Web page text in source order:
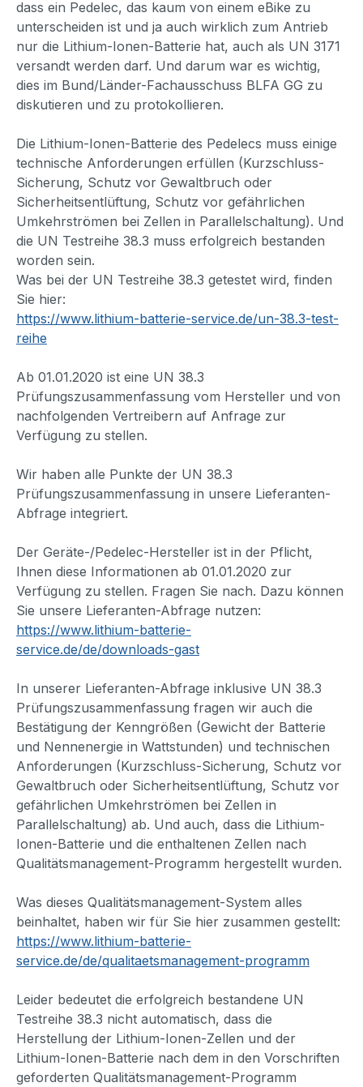
dass ein Pedelec, das kaum von einem eBike zu
unterscheiden ist und ja auch wirklich zum Antrieb
nur die Lithium-Ionen-Batterie hat, auch als UN 3171
versandt werden darf. Und darum war es wichtig,
dies im Bund/Länder-Fachausschuss BLFA GG zu
diskutieren und zu protokollieren.
Die Lithium-Ionen-Batterie des Pedelecs muss einige
technische Anforderungen erfüllen (Kurzschluss-
Sicherung, Schutz vor Gewaltbruch oder
Sicherheitsentlüftung, Schutz vor gefährlichen
Umkehrströmen bei Zellen in Parallelschaltung). Und
die UN Testreihe 38.3 muss erfolgreich bestanden
worden sein.
Was bei der UN Testreihe 38.3 getestet wird, finden
Sie hier:
https://www.lithium-batterie-service.de/un-38.3-test-
reihe
Ab 01.01.2020 ist eine UN 38.3
Prüfungszusammenfassung vom Hersteller und von
nachfolgenden Vertreibern auf Anfrage zur
Verfügung zu stellen.
Wir haben alle Punkte der UN 38.3
Prüfungszusammenfassung in unsere Lieferanten-
Abfrage integriert.
Der Geräte-/Pedelec-Hersteller ist in der Pflicht,
Ihnen diese Informationen ab 01.01.2020 zur
Verfügung zu stellen. Fragen Sie nach. Dazu können
Sie unsere Lieferanten-Abfrage nutzen:
https://www.lithium-batterie-
service.de/de/downloads-gast
In unserer Lieferanten-Abfrage inklusive UN 38.3
Prüfungszusammenfassung fragen wir auch die
Bestätigung der Kenngrößen (Gewicht der Batterie
und Nennenergie in Wattstunden) und technischen
Anforderungen (Kurzschluss-Sicherung, Schutz vor
Gewaltbruch oder Sicherheitsentlüftung, Schutz vor
gefährlichen Umkehrströmen bei Zellen in
Parallelschaltung) ab. Und auch, dass die Lithium-
Ionen-Batterie und die enthaltenen Zellen nach
Qualitätsmanagement-Programm hergestellt wurden.
Was dieses Qualitätsmanagement-System alles
beinhaltet, haben wir für Sie hier zusammen gestellt:
https://www.lithium-batterie-
service.de/de/qualitaetsmanagement-programm
Leider bedeutet die erfolgreich bestandene UN
Testreihe 38.3 nicht automatisch, dass die
Herstellung der Lithium-Ionen-Zellen und der
Lithium-Ionen-Batterie nach dem in den Vorschriften
geforderten Qualitätsmanagement-Programm